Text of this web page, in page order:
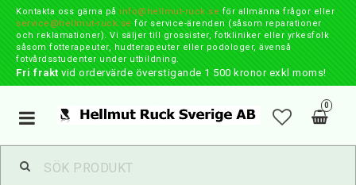
Kontakta oss gärna på info@hellmut-ruck.se för allmänna frågor eller
service@hellmut-ruck.se för service-ärenden (såsom reparationer
och reklamationer). Vi säljer till grossister, fotkliniker eller yrkesfolk
såsom fotterapeuter, hudterapeuter eller podologer, ävenså
fotvårdsstudenter under utbildning.
Fri frakt vid ordervärde överstigande 1 500 kronor exkl moms!
0
Toggle
navigation